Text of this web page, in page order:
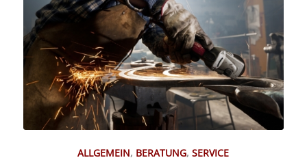
ALLGEMEIN, BERATUNG,SERVICE